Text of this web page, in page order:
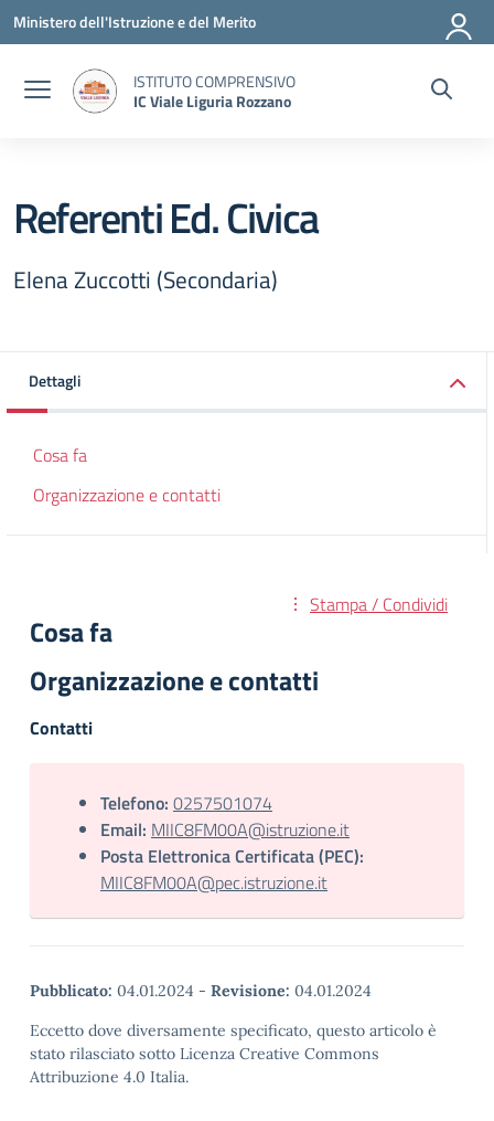
Vai ai contenuti
Vai al menu di navigazione
Vai al footer
Ministero dell'Istruzione e del Merito
ISTITUTO COMPRENSIVO
IC Viale Liguria Rozzano
Referenti Ed. Civica
Elena Zuccotti (Secondaria)
Dettagli
Cosa fa
Organizzazione e contatti
Stampa / Condividi
Cosa fa
Organizzazione e contatti
Contatti
Telefono: 0257501074
Email: MIIC8FM00A@istruzione.it
Posta Elettronica Certificata (PEC):
MIIC8FM00A@pec.istruzione.it
Pubblicato: 04.01.2024 - Revisione: 04.01.2024
Eccetto dove diversamente specificato, questo articolo è
stato rilasciato sotto Licenza Creative Commons
Attribuzione 4.0 Italia.